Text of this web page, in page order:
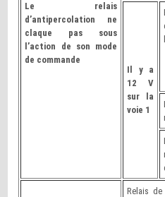
Le relais
d’antipercolation ne
claque pas sous
l’action de son mode
de commande
Il y a
12 V
sur la
voie 1
Relais